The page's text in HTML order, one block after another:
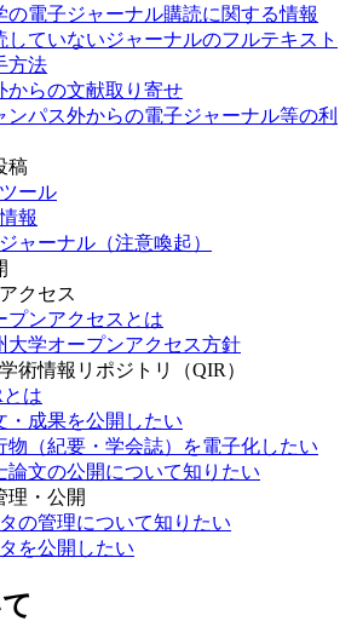
の電子ジャーナル購読に関する情報
していないジャーナルのフルテキスト
方法
からの文献取り寄せ
ンパス外からの電子ジャーナル等の利
稿
ール
報
ャーナル（注意喚起）
クセス
プンアクセスとは
大学オープンアクセス方針
術情報リポジトリ（QIR）
は
・成果を公開したい
物（紀要・学会誌）を電子化したい
論文の公開について知りたい
理・公開
の管理について知りたい
を公開したい